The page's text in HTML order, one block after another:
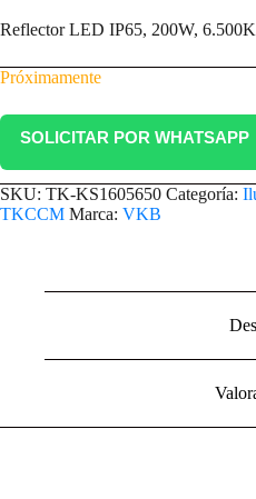
Reflector LED IP65, 200W, 6.500K
Próximamente
SOLICITAR POR WHATSAPP
SKU: TK-KS1605650 Categoría:
TKCCM Marca: VKB